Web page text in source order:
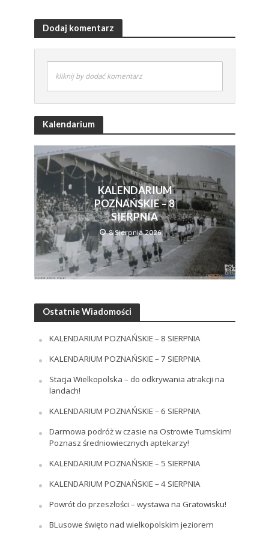
Dodaj komentarz
kliknij by dodać komentarz
Kalendarium
KALENDARIUM
POZNAŃSKIE – 8
SIERPNIA
8 Sierpnia 2026
Ostatnie Wiadomości
KALENDARIUM POZNAŃSKIE – 8 SIERPNIA
KALENDARIUM POZNAŃSKIE – 7 SIERPNIA
Stacja Wielkopolska – do odkrywania atrakcji na
landach!
KALENDARIUM POZNAŃSKIE – 6 SIERPNIA
Darmowa podróż w czasie na Ostrowie Tumskim!
Poznasz średniowiecznych aptekarzy!
KALENDARIUM POZNAŃSKIE – 5 SIERPNIA
KALENDARIUM POZNAŃSKIE – 4 SIERPNIA
Powrót do przeszłości – wystawa na Gratowisku!
BLusowe święto nad wielkopolskim jeziorem